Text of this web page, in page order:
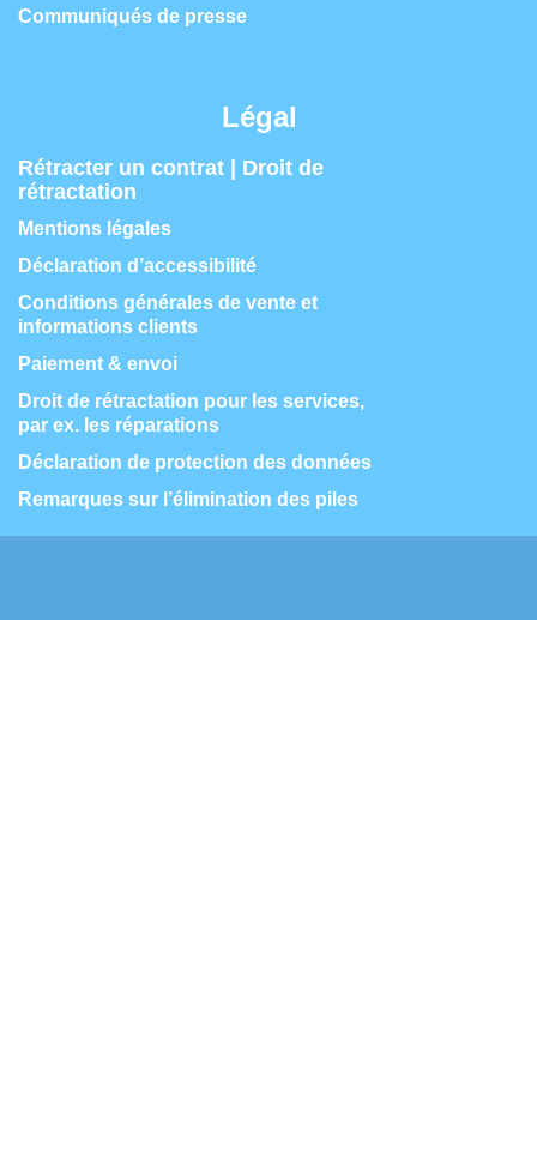
Communiqués de presse
Légal
Rétracter un contrat | Droit de
rétractation
Mentions légales
Déclaration d’accessibilité
Conditions générales de vente et
informations clients
Paiement & envoi
Droit de rétractation pour les services,
par ex. les réparations
Déclaration de protection des données
Remarques sur l’élimination des piles